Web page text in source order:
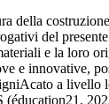
della
del
e la loro
e innovative,
a livello
(éducation21,